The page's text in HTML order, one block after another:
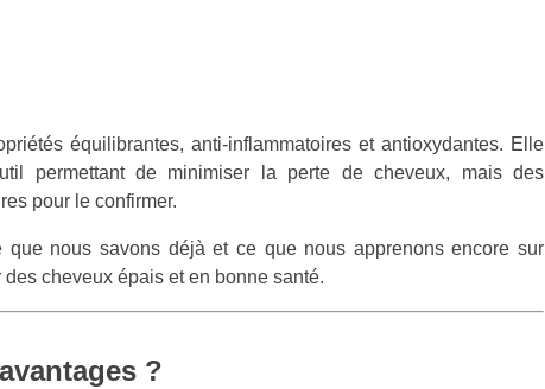
équilibrantes, anti-inflammatoires et antioxydantes. Elle
permettant de minimiser la perte de cheveux, mais des
pour le confirmer.
que nous savons déjà et ce que nous apprenons encore sur
des cheveux épais et en bonne santé.
?